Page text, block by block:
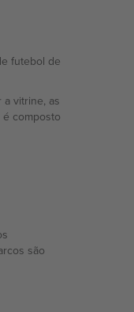
futebol de
vitrine, as
composto
são